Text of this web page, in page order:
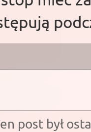
post był